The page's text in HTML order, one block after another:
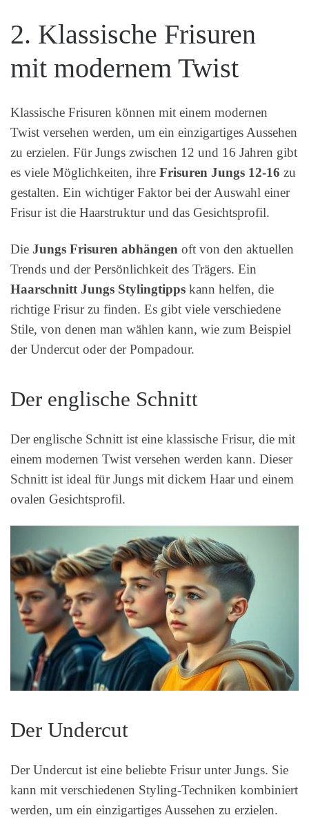
2. Klassische Frisuren
mit modernem Twist
Klassische Frisuren können mit einem modernen
Twist versehen werden, um ein einzigartiges Aussehen
zu erzielen. Für Jungs zwischen 12 und 16 Jahren gibt
es viele Möglichkeiten, ihre Frisuren Jungs 12-16 zu
gestalten. Ein wichtiger Faktor bei der Auswahl einer
Frisur ist die Haarstruktur und das Gesichtsprofil.
Die Jungs Frisuren abhängen oft von den aktuellen
Trends und der Persönlichkeit des Trägers. Ein
Haarschnitt Jungs Stylingtipps kann helfen, die
richtige Frisur zu finden. Es gibt viele verschiedene
Stile, von denen man wählen kann, wie zum Beispiel
der Undercut oder der Pompadour.
Der englische Schnitt
Der englische Schnitt ist eine klassische Frisur, die mit
einem modernen Twist versehen werden kann. Dieser
Schnitt ist ideal für Jungs mit dickem Haar und einem
ovalen Gesichtsprofil.
Der Undercut
Der Undercut ist eine beliebte Frisur unter Jungs. Sie
kann mit verschiedenen Styling-Techniken kombiniert
werden, um ein einzigartiges Aussehen zu erzielen.